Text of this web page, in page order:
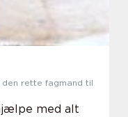
med alt